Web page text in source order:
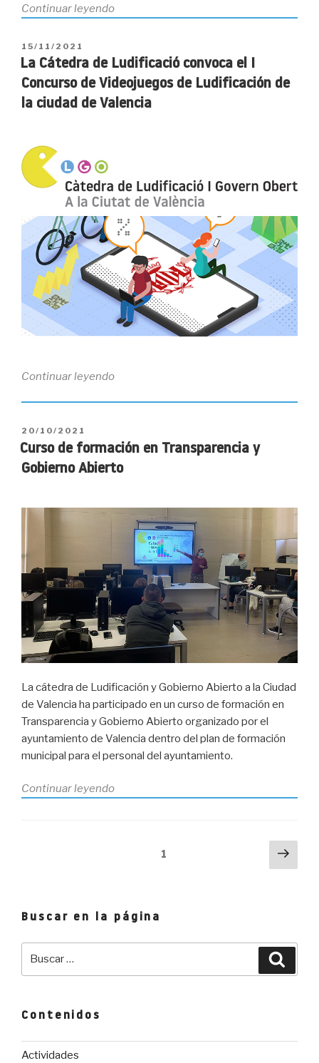
Continuar leyendo«Estudiantes
de
Datos
se
enfrentan
of
Databases»
PUBLICADO
EL
15/11/2021
La Cátedra de Ludificació convoca el I
Concurso de Videojuegos de Ludificación de
la ciudad de Valencia
Continuar leyendo«La
convoca
el
Videojuegos
Ludificación
de
ciudad
de
Valencia»
PUBLICADO
EL
20/10/2021
Curso de formación en Transparencia y
Gobierno Abierto
La cátedra de Ludificación y Gobierno Abierto a la Ciudad
de Valencia ha participado en un curso de formación en
Transparencia y Gobierno Abierto organizado por el
ayuntamiento de Valencia dentro del plan de formación
municipal para el personal del ayuntamiento.
Continuar leyendo«Curso
Transparencia
Abierto»
1
Buscar en la página
Contenidos
Actividades